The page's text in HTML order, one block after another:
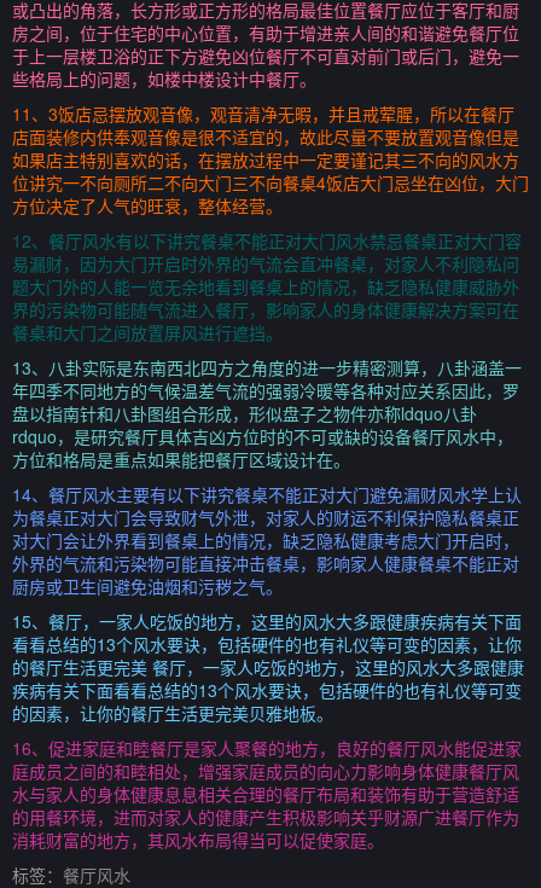
或凸出的角落，长方形或正方形的格局最佳位置餐厅应位于客厅和厨
房之间，位于住宅的中心位置，有助于增进亲人间的和谐避免餐厅位
于上一层楼卫浴的正下方避免凶位餐厅不可直对前门或后门，避免一
些格局上的问题，如楼中楼设计中餐厅。
11、3饭店忌摆放观音像，观音清净无暇，并且戒荤腥，所以在餐厅
店面装修内供奉观音像是很不适宜的，故此尽量不要放置观音像但是
如果店主特别喜欢的话，在摆放过程中一定要谨记其三不向的风水方
位讲究一不向厕所二不向大门三不向餐桌4饭店大门忌坐在凶位，大门
方位决定了人气的旺衰，整体经营。
12、餐厅风水有以下讲究餐桌不能正对大门风水禁忌餐桌正对大门容
易漏财，因为大门开启时外界的气流会直冲餐桌，对家人不利隐私问
题大门外的人能一览无余地看到餐桌上的情况，缺乏隐私健康威胁外
界的污染物可能随气流进入餐厅，影响家人的身体健康解决方案可在
餐桌和大门之间放置屏风进行遮挡。
13、八卦实际是东南西北四方之角度的进一步精密测算，八卦涵盖一
年四季不同地方的气候温差气流的强弱冷暖等各种对应关系因此，罗
盘以指南针和八卦图组合形成，形似盘子之物件亦称ldquo八卦
rdquo，是研究餐厅具体吉凶方位时的不可或缺的设备餐厅风水中，
方位和格局是重点如果能把餐厅区域设计在。
14、餐厅风水主要有以下讲究餐桌不能正对大门避免漏财风水学上认
为餐桌正对大门会导致财气外泄，对家人的财运不利保护隐私餐桌正
对大门会让外界看到餐桌上的情况，缺乏隐私健康考虑大门开启时，
外界的气流和污染物可能直接冲击餐桌，影响家人健康餐桌不能正对
厨房或卫生间避免油烟和污秽之气。
15、餐厅，一家人吃饭的地方，这里的风水大多跟健康疾病有关下面
看看总结的13个风水要诀，包括硬件的也有礼仪等可变的因素，让你
的餐厅生活更完美 餐厅，一家人吃饭的地方，这里的风水大多跟健康
疾病有关下面看看总结的13个风水要诀，包括硬件的也有礼仪等可变
的因素，让你的餐厅生活更完美贝雅地板。
16、促进家庭和睦餐厅是家人聚餐的地方，良好的餐厅风水能促进家
庭成员之间的和睦相处，增强家庭成员的向心力影响身体健康餐厅风
水与家人的身体健康息息相关合理的餐厅布局和装饰有助于营造舒适
的用餐环境，进而对家人的健康产生积极影响关乎财源广进餐厅作为
消耗财富的地方，其风水布局得当可以促使家庭。
标签： 餐厅风水